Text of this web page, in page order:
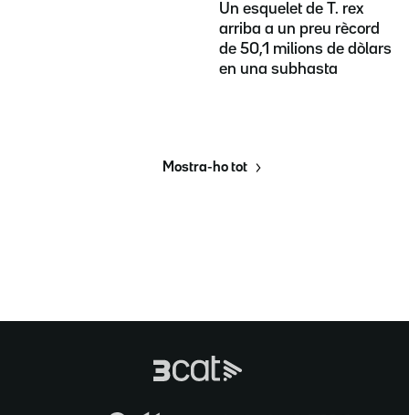
Un esquelet de T. rex
arriba a un preu rècord
de 50,1 milions de dòlars
en una subhasta
Mostra-ho tot